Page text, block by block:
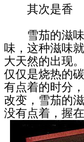
其次是香
雪茄的滋味
味，这种滋味
大天然的出现
仅仅是烧热的
有点着的时分
改变，雪茄的
没有点着，握